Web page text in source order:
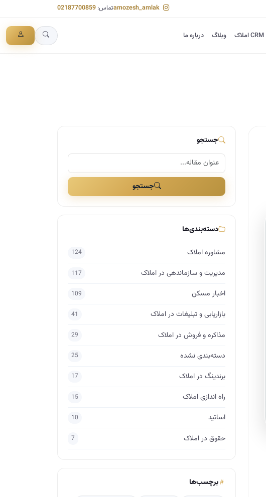
تماس: 02187700859
CRM املاک وبلاگ درباره ما
جستجو
جستجو
دسته‌بندی‌ها
مشاوره املاک 124
مدیریت و سازماندهی در املاک 117
اخبار مسکن 109
بازاریابی و تبلیغات در املاک 41
مذاکره و فروش در املاک 29
دسته‌بندی نشده 25
برندینگ در املاک 17
راه اندازی املاک 15
اساتید 10
حقوق در املاک 7
برچسب‌ها